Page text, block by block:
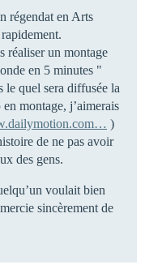
régendat en Arts
réaliser un montage
en 5 minutes "
le quel sera diffusée la
montage, j’aimerais
)
de ne pas avoir
des gens.
voulait bien
sincèrement de